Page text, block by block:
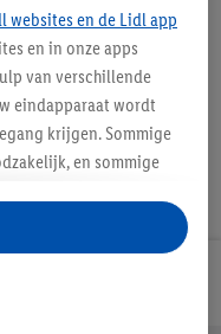
websites en de Lidl app
en in onze apps
van verschillende
eindapparaat wordt
krijgen. Sommige
en sommige
en
van
de Lidl-diensten.